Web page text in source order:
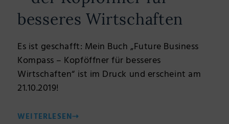
besseres Wirtschaften
Es ist geschafft: Mein Buch „Future Business
Kompass – Kopföffner für besseres
Wirtschaften“ ist im Druck und erscheint am
21.10.2019!
WEITERLESEN⇢